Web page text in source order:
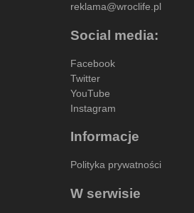
reklama@wroclife.pl
Social media:
Facebook
Twitter
YouTube
Instagram
Informacje
Polityka prywatności
W serwisie